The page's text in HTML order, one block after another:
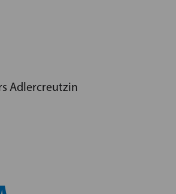
Adlercreutzin